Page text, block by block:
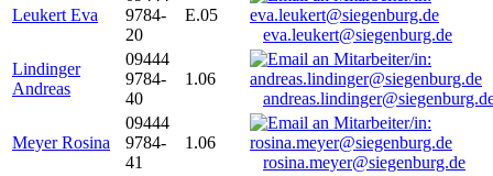
Leukert Eva
9784-
20
E.05
eva.leukert@siegenburg.de
Lindinger
Andreas
09444
9784-
40
1.06
Meyer Rosina
09444
9784-
41
1.06
rosina.meyer@siegenburg.de